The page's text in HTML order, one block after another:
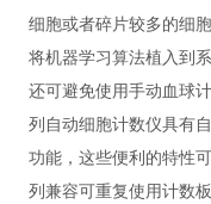
细胞或者碎片较多的细胞
将机器学习算法植入到系
还可避免使用手动血球计
列自动细胞计数仪具有
功能，这些便利的特性
列兼容可重复使用计数板